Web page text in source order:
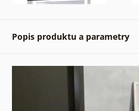
Popis produktu a parametry